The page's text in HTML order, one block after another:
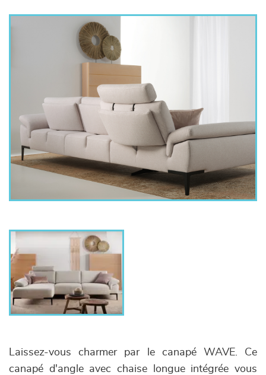
Laissez-vous charmer par le canapé WAVE. Ce
canapé d'angle avec chaise longue intégrée vous